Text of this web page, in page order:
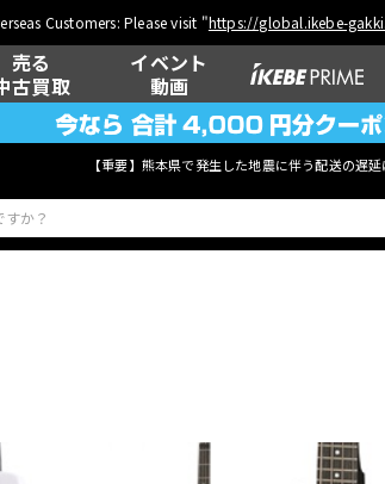
Customers: Please visit "https://global.ikebe-
売る
古買取
イベント
動画
【重要】熊本県で発生した地震に伴う配送の遅